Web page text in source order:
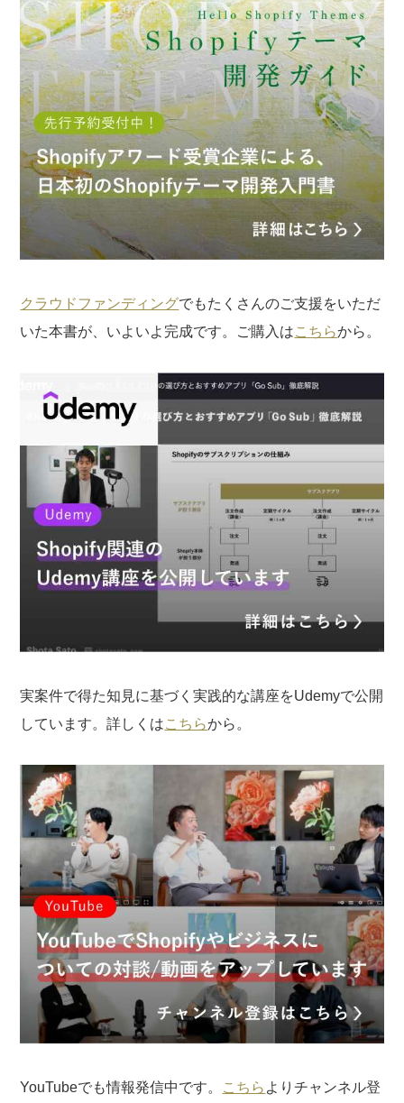
※なお、ご質問については回答できない場合と、当ブログ
の記事にて個人情報を伏せたうえで回答させていただく
場合がございます。あらかじめご了承ください。
クラウドファンディングでもたくさんのご支援をいただ
いた本書が、いよいよ完成です。ご購入はこちらから。
実案件で得た知見に基づく実践的な講座をUdemyで公開
しています。詳しくはこちらから。
YouTubeでも情報発信中です。 こちら よりチャンネル登